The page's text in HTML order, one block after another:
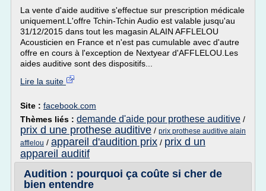
La vente d'aide auditive s'effectue sur prescription médicale
uniquement.L'offre Tchin-Tchin Audio est valable jusqu'au
31/12/2015 dans tout les magasin ALAIN AFFLELOU
Acousticien en France et n'est pas cumulable avec d'autre
offre en cours à l'exception de Nextyear d'AFFLELOU.Les
aides auditive sont des dispositifs...
Lire la suite
Site : facebook.com
Thèmes liés : demande d'aide pour prothese auditive /
prix d une prothese auditive / prix prothese auditive alain
afflelou / appareil d'audition prix / prix d un
appareil auditif
Audition : pourquoi ça coûte si cher de
bien entendre